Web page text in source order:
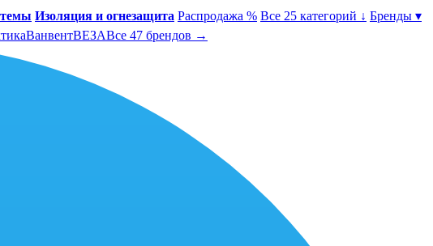
Изоляция и огнезащита Распродажа % Все 25 категорий ↓ Бренды ▾
ВанвентВЕЗАВсе 47 брендов →